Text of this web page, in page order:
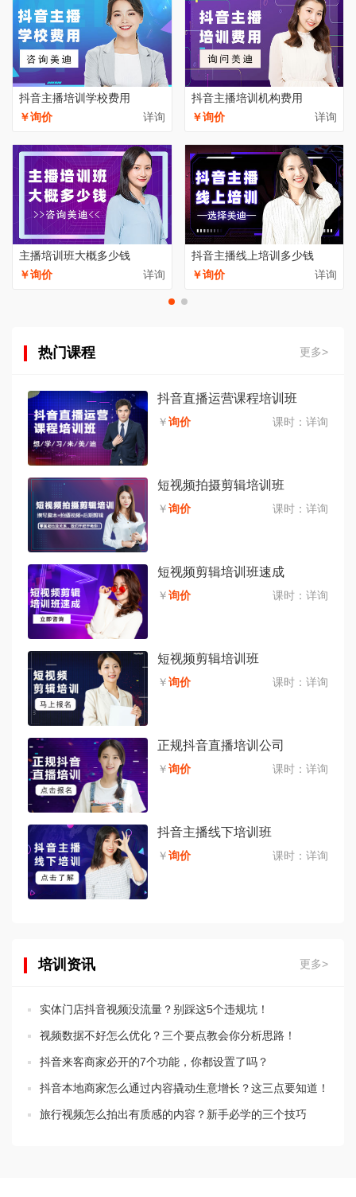
抖音主播培训学校费用
￥询价
详询
抖音主播培训机构费用
￥询价
详询
主播培训班大概多少钱
￥询价
详询
抖音主播线上培训多少钱
￥询价
详询
热门课程 更多>
抖音直播运营课程培训班
￥询价 课时： 详询
短视频拍摄剪辑培训班
￥询价 课时： 详询
短视频剪辑培训班速成
￥询价 课时： 详询
短视频剪辑培训班
￥询价 课时： 详询
正规抖音直播培训公司
￥询价 课时： 详询
抖音主播线下培训班
￥询价 课时： 详询
培训资讯 更多>
实体门店抖音视频没流量？别踩这5个违规坑！
视频数据不好怎么优化？三个要点教会你分析思路！
抖音来客商家必开的7个功能，你都设置了吗？
抖音本地商家怎么通过内容撬动生意增长？这三点要知道！
旅行视频怎么拍出有质感的内容？新手必学的三个技巧